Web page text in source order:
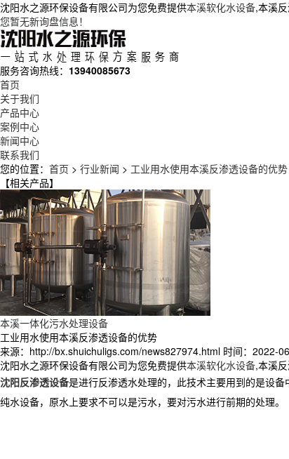
沈阳水之源环保设备有限公司为您免费提供本溪软化水设备,本溪
您暂无新询盘信息！
服务咨询热线： 13940085673
首页
关于我们
产品中心
案例中心
新闻中心
联系我们
您的位置： 首页 > 行业新闻 > 工业用水使用本溪反渗透设备的优势
工业用水使用本溪反渗透设备的优势
来源：http://bx.shuichuligs.com/news827974.html 时间：2022-
沈阳水之源环保设备有限公司为您免费提供本溪软化水设备,本溪
沈阳反渗透设备是进行反渗透水处理的，此技术主要用到的是设
纯水设备，原水上要求不可以是污水，要对污水进行前期的处理。
【相关产品】
本溪一体化污水处理设备